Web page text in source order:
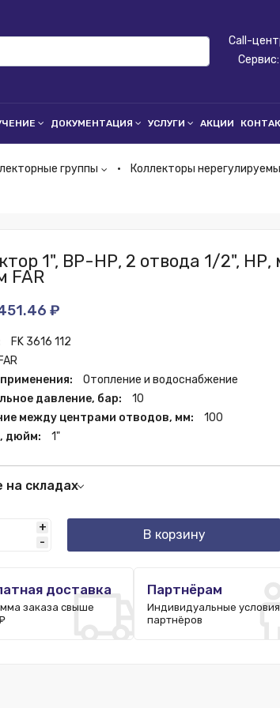
Call-
Сервис:
ДОКУМЕНТАЦИЯ УСЛУГИ АКЦИИ
группы
Коллекторы
1", ВР-НР, 2 отвода 1/2", НР,
FAR
₽
FK 3616 112
FAR
Отопление и водоснабжение
давление, бар:
10
между центрами отводов, мм:
100
дюйм:
1"
на складах
+
-
В корзину
доставка
заказа свыше
Партнёрам
Индивидуальные
партнёров